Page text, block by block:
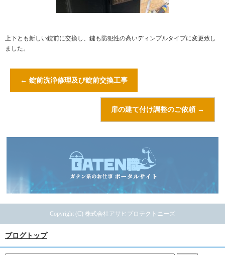
上下とも新しい錠前に交換し、鍵も防犯性の高いディンプルタイプに変更致し
ました。
← 錠前洗浄修理及び錠前交換工事
扉の建て付け調整のご依頼 →
Copyright (C) 株式会社アサヒプロテクトニーズ
ブログトップ